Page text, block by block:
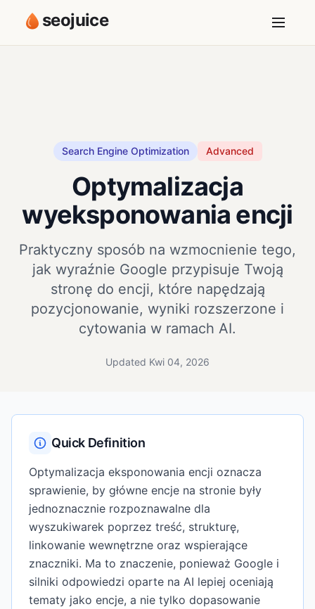
seojuice
Search Engine Optimization Advanced
Optymalizacja
wyeksponowania encji
Praktyczny sposób na wzmocnienie tego,
jak wyraźnie Google przypisuje Twoją
stronę do encji, które napędzają
pozycjonowanie, wyniki rozszerzone i
cytowania w ramach AI.
Updated Kwi 04, 2026
Quick Definition
Optymalizacja eksponowania encji oznacza
sprawienie, by główne encje na stronie były
jednoznacznie rozpoznawalne dla
wyszukiwarek poprzez treść, strukturę,
linkowanie wewnętrzne oraz wspierające
znaczniki. Ma to znaczenie, ponieważ Google i
silniki odpowiedzi oparte na AI lepiej oceniają
tematy jako encje, a nie tylko dopasowanie